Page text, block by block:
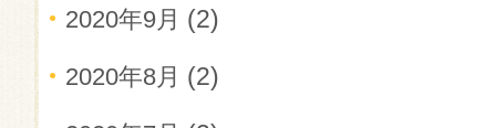
2020年9月 (2)
2020年8月 (2)